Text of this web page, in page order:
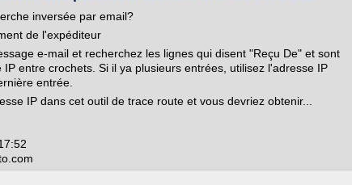
inversée par email?
de l'expéditeur
e-mail et recherchez les lignes qui disent "Reçu De" et sont
entre crochets. Si il ya plusieurs entrées, utilisez l'adresse IP
entrée.
IP dans cet outil de trace route et vous devriez obtenir...